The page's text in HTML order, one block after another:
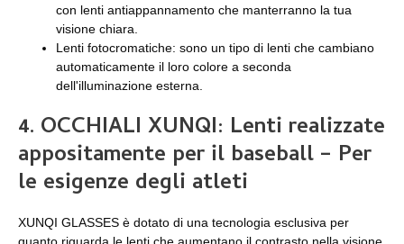
con lenti antiappannamento che manterranno la tua
visione chiara.
Lenti fotocromatiche: sono un tipo di lenti che cambiano
automaticamente il loro colore a seconda
dell'illuminazione esterna.
4. OCCHIALI XUNQI: Lenti realizzate
appositamente per il baseball – Per
le esigenze degli atleti
XUNQI GLASSES è dotato di una tecnologia esclusiva per